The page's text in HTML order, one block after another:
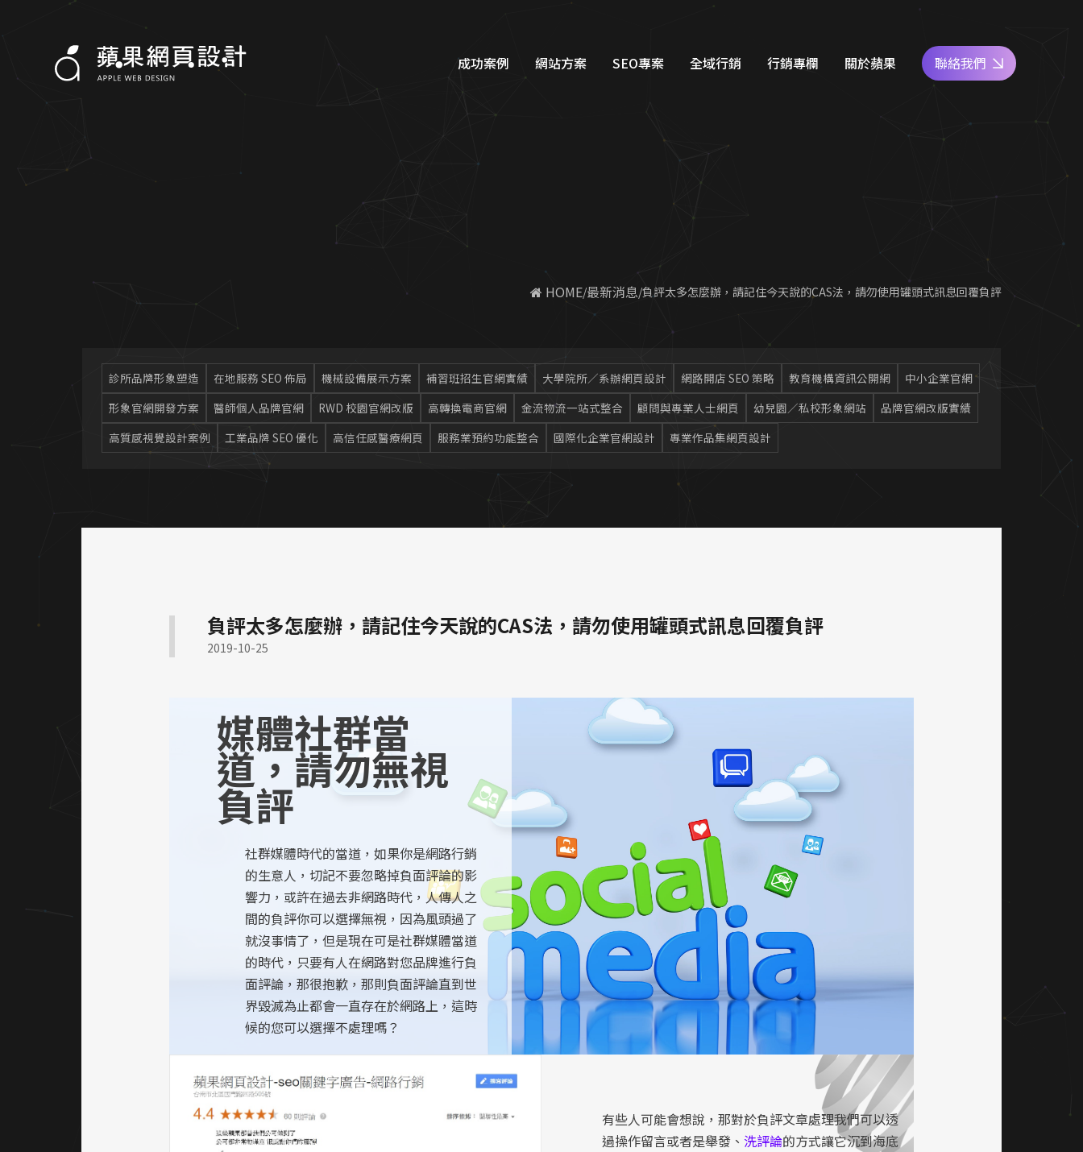
成功案例
購物車網站設計
網站方案 SEO專案 全域行銷
Google關鍵字廣告
FB/IG社群經營
一站式整合行銷
行銷專欄 關於蘋果
好評專區
聯絡我們
HOME 最新消息 負評太多怎麼辦，請記住今天說的CAS法，請勿使用罐頭式訊息回覆負評
診所品牌形象塑造 在地服務 SEO 佈局 機械設備展示方案 補習班招生官網實績 大學院所／系辦網頁設計 網路開店 SEO 策略 教育機構資訊公開網
中小企業官網
形象官網開發方案
醫師個人品牌官網 RWD 校園官網改版 高轉換電商官網 金流物流一站式整合 顧問與專業人士網頁 幼兒園／私校形象網站
品牌官網改版實績
高質感視覺設計案例
工業品牌 SEO 優化 高信任感醫療網頁 服務業預約功能整合 國際化企業官網設計 專業作品集網頁設計
負評太多怎麼辦，請記住今天說的CAS法，請勿使用罐頭式訊息回覆負評
2019-10-25
媒體社群當
道，請勿無視
負評
社群媒體時代的當道，如果你是網路行銷
的生意人，切記不要忽略掉負面評論的影
響力，或許在過去非網路時代，人傳人之
間的負評你可以選擇無視，因為風頭過了
就沒事情了，但是現在可是社群媒體當道
的時代，只要有人在網路對您品牌進行負
面評論，那很抱歉，那則負面評論直到世
界毀滅為止都會一直存在於網路上，這時
候的您可以選擇不處理嗎？
有些人可能會想說，那對於負評文章處理我們可以透
過操作留言或者是舉發、 洗評論的方式讓它沉到海底